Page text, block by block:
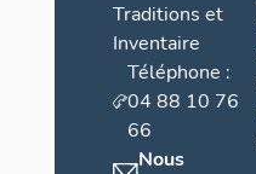
Traditions et
Inventaire
Téléphone :
04 88 10 76
66
Nous